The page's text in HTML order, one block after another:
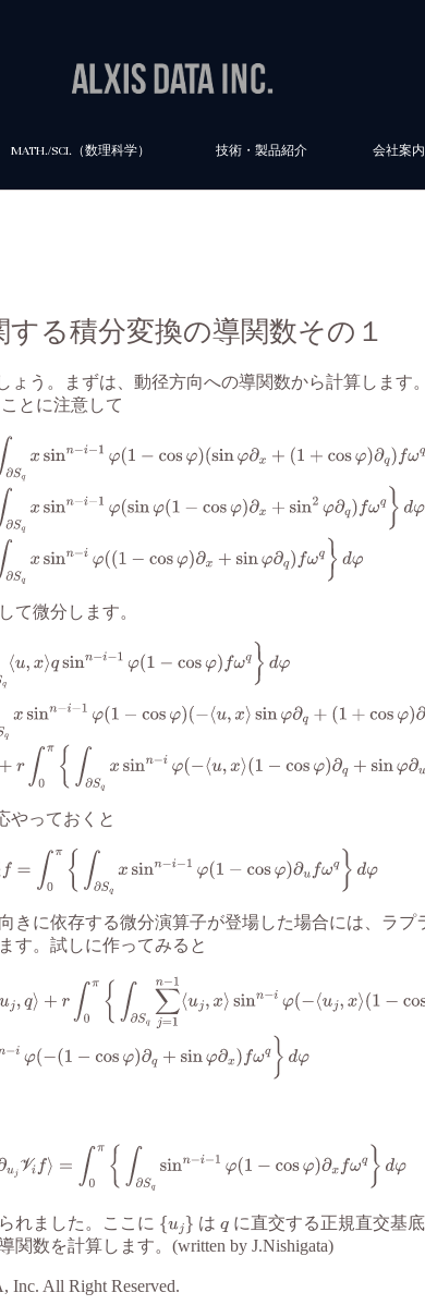
MATH./SCI.（数理科学） 技術・製品紹介 会社案内
る積分変換の導関数その１